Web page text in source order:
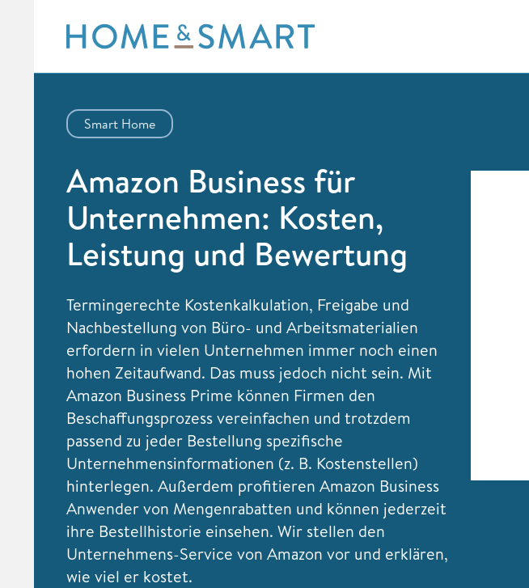
content
Smart Home
Amazon Business für
Unternehmen: Kosten,
Leistung und Bewertung
Termingerechte Kostenkalkulation, Freigabe und
Nachbestellung von Büro- und Arbeitsmaterialien
erfordern in vielen Unternehmen immer noch einen
hohen Zeitaufwand. Das muss jedoch nicht sein. Mit
Amazon Business Prime können Firmen den
Beschaffungsprozess vereinfachen und trotzdem
passend zu jeder Bestellung spezifische
Unternehmensinformationen (z. B. Kostenstellen)
hinterlegen. Außerdem profitieren Amazon Business
Anwender von Mengenrabatten und können jederzeit
ihre Bestellhistorie einsehen. Wir stellen den
Unternehmens-Service von Amazon vor und erklären,
wie viel er kostet.